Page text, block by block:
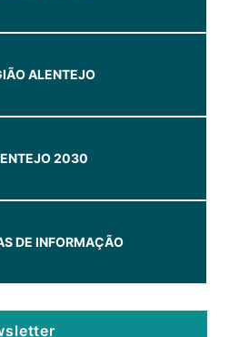
ALENTEJO
2030
DE INFORMAÇÃO